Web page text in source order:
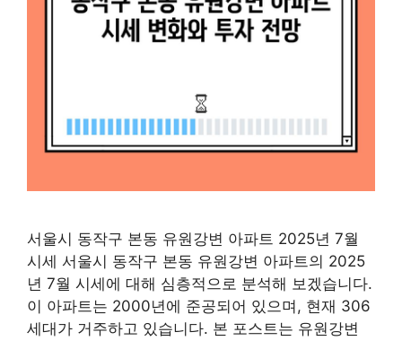
서울시 동작구 본동 유원강변 아파트 2025년 7월
시세 서울시 동작구 본동 유원강변 아파트의 2025
년 7월 시세에 대해 심층적으로 분석해 보겠습니다.
이 아파트는 2000년에 준공되어 있으며, 현재 306
세대가 거주하고 있습니다. 본 포스트는 유원강변